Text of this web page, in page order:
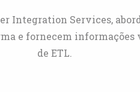
Integration Services,
e fornecem informações
de ETL.